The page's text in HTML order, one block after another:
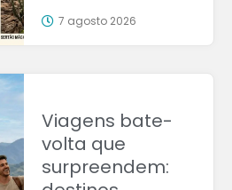
7 agosto 2026
Viagens bate-
volta que
surpreendem: